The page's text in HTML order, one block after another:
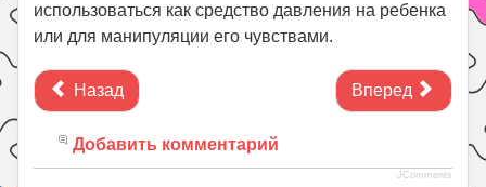
использоваться как средство давления на ребенка
или для манипуляции его чувствами.
Назад Вперед
Добавить комментарий
JComments